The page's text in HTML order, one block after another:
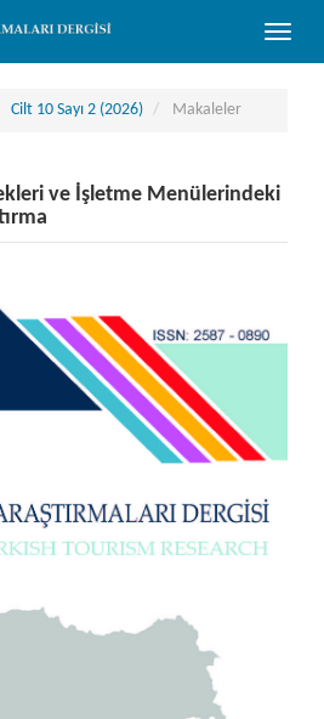
Toggle
Cilt 10 Sayı 2 (2026) Makaleler
ve İşletme Menülerindeki